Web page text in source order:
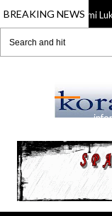
BREAKING NEWS
Tewas Alami